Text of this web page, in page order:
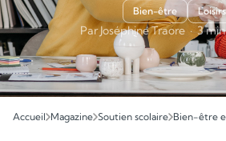
Bien-être Loisirs
Par Joséphine Traore · 3
Accueil Magazine Soutien scolaire Bien-être